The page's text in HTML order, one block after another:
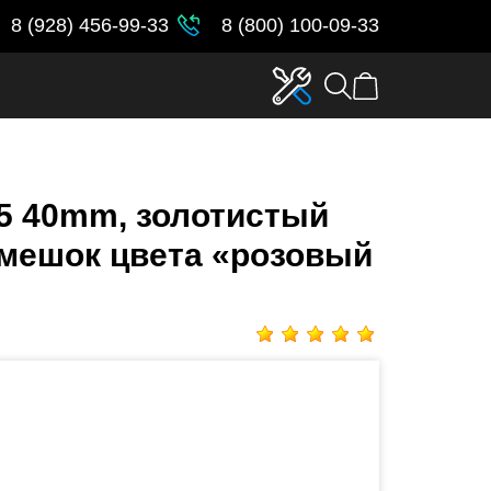
8 (928) 456-99-33 8 (800) 100-09-33
40mm, золотистый
цвета «розовый